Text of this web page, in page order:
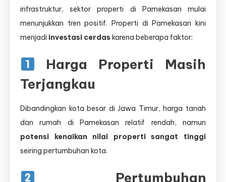
infrastruktur, sektor properti di Pamekasan mulai
menunjukkan tren positif. Properti di Pamekasan kini
menjadi investasi cerdas karena beberapa faktor:
Harga Properti Masih
Terjangkau
Dibandingkan kota besar di Jawa Timur, harga tanah
dan rumah di Pamekasan relatif rendah, namun
potensi kenaikan nilai properti sangat tinggi
seiring pertumbuhan kota.
Pertumbuhan